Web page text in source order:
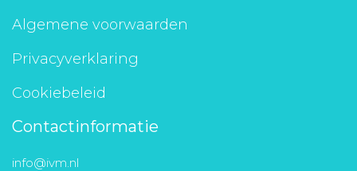
Algemene voorwaarden
Privacyverklaring
Cookiebeleid
Contactinformatie
info@ivm.nl